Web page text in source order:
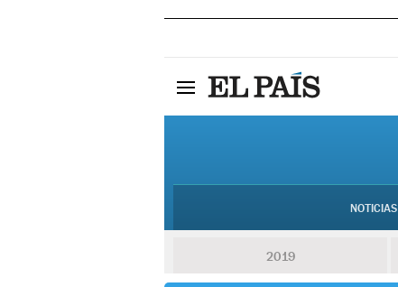
NOTICIAS
2019